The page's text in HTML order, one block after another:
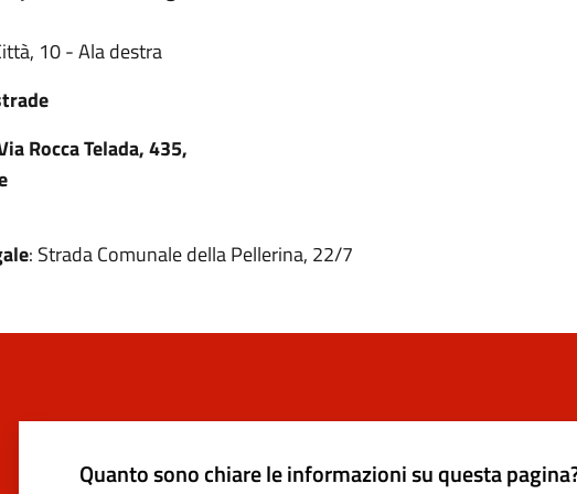
10 - Ala destra
Rocca Telada, 435,
: Strada Comunale della Pellerina, 22/7
Quanto sono chiare le informazioni su questa